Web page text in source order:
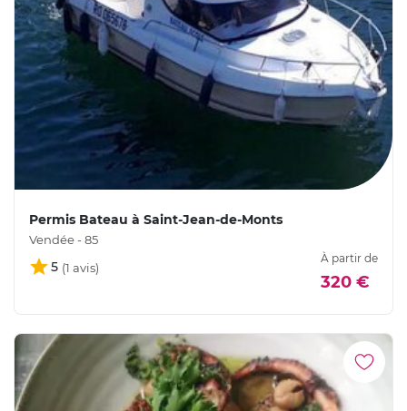
Permis Bateau à Saint-Jean-de-Monts
Vendée - 85
5
À partir de
320 €